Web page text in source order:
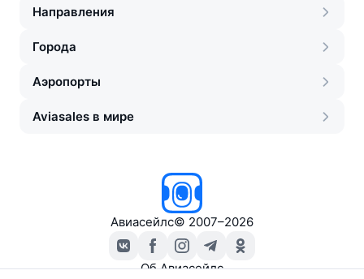
Направления
Города
Аэропорты
Aviasales в мире
Авиасейлс© 2007–2026
Об Авиасейлс